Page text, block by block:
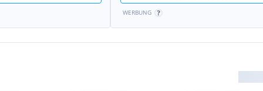
und
WERBUNG